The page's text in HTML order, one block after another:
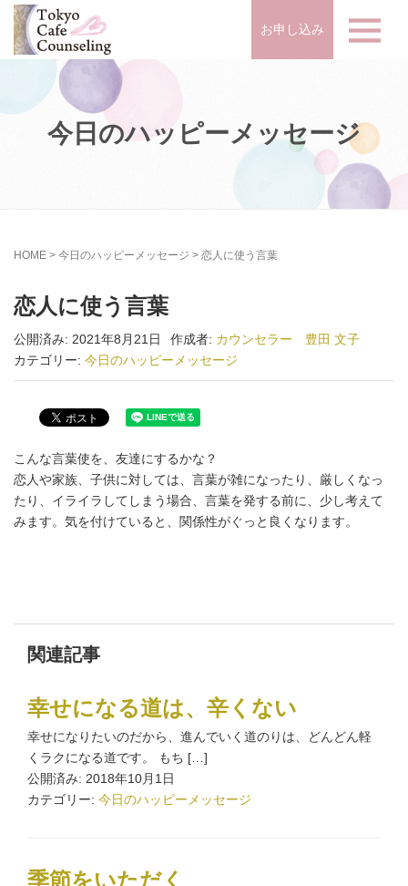
お申し込み
今日のハッピーメッセージ
HOME > 今日のハッピーメッセージ > 恋人に使う言葉
恋人に使う言葉
公開済み: 2021年8月21日 作成者: カウンセラー 豊田 文子
カテゴリー: 今日のハッピーメッセージ
こんな言葉使を、友達にするかな？
恋人や家族、子供に対しては、言葉が雑になったり、厳しくなっ
たり、イライラしてしまう場合、言葉を発する前に、少し考えて
みます。気を付けていると、関係性がぐっと良くなります。
関連記事
幸せになる道は、辛くない
幸せになりたいのだから、進んでいく道のりは、どんどん軽
くラクになる道です。 もち […]
公開済み: 2018年10月1日
カテゴリー: 今日のハッピーメッセージ
季節をいただく